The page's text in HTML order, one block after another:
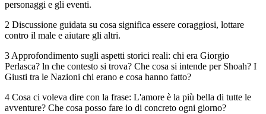
personaggi e gli eventi.
2 Discussione guidata su cosa significa essere coraggiosi, lottare
contro il male e aiutare gli altri.
3 Approfondimento sugli aspetti storici reali: chi era Giorgio
Perlasca? ln che contesto si trova? Che cosa si intende per Shoah? I
Giusti tra le Nazioni chi erano e cosa hanno fatto?
4 Cosa ci voleva dire con la frase: L'amore è la più bella di tutte le
avventure? Che cosa posso fare io di concreto ogni giorno?